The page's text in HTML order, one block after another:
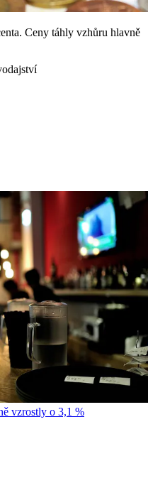
Ceny táhly vzhůru hlavně
vzrostly o 3,1 %